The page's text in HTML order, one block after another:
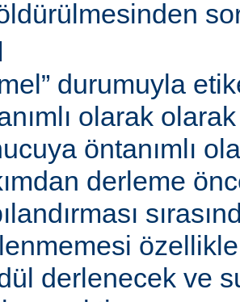
durumuyla
olarak
öntanımlı
derleme
derlenecek ve